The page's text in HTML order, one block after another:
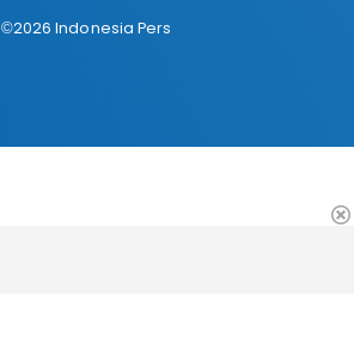
©2026 Indonesia Pers